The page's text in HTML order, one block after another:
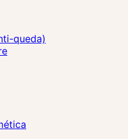
queda)